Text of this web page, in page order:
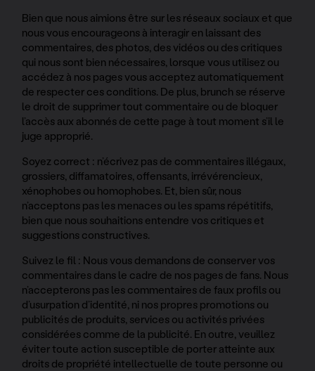
Bien que nous aimions être sur les réseaux sociaux et que
nous vous encourageons à interagir en laissant des
commentaires, des photos, des vidéos ou des critiques
qui nous sont bien nécessaires, lorsque vous utilisez ou
accédez à nos pages vous acceptez automatiquement
de respecter ces conditions. De plus, brunch se réserve
le droit de supprimer tout commentaire ou de bloquer
l’accès aux abonnés de cette page à tout moment s’il le
juge approprié.
Soyez correct : n’écrivez pas de commentaires illégaux,
grossiers, diffamatoires, offensants, irrévérencieux,
xénophobes ou homophobes. Et, bien sûr, nous
n’acceptons pas les menaces ou les spams répétitifs,
bien que nous souhaitions entendre vos critiques et
suggestions constructives.
Suivez le fil : Nous vous demandons de conserver vos
commentaires dans le cadre de nos pages de fans. Nous
n’accepterons pas les commentaires de faux profils ou
d’usurpation d’identité, ni nos propres promotions ou
publicités de produits, services ou activités privées
considérées comme de la publicité. En outre, veuillez
éviter toute action susceptible de porter atteinte aux
droits de propriété intellectuelle de toute personne ou